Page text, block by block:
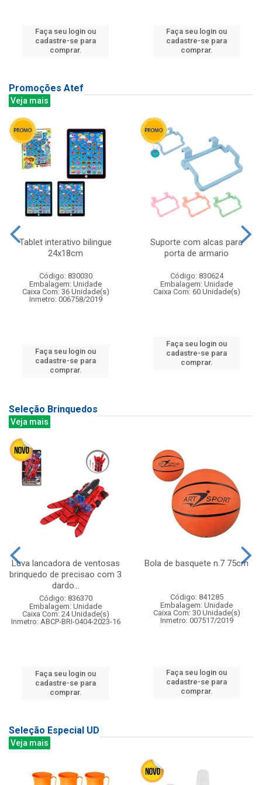
Faça seu login ou
cadastre-se para
comprar.
Faça seu login ou
cadastre-se para
comprar.
Promoções Atef
Veja mais
Tablet interativo bilingue
24x18cm
Código: 830030
Embalagem: Unidade
Caixa Com: 36 Unidade(s)
Inmetro: 006758/2019
Faça seu login ou
cadastre-se para
comprar.
Suporte com alcas para
porta de armario
Código: 830624
Embalagem: Unidade
Caixa Com: 60 Unidade(s)
Faça seu login ou
cadastre-se para
comprar.
Seleção Brinquedos
Veja mais
Luva lancadora de ventosas
brinquedo de precisao com 3
dardo...
Código: 836370
Embalagem: Unidade
Caixa Com: 24 Unidade(s)
Inmetro: ABCP-BRI-0404-2023-16
Faça seu login ou
cadastre-se para
comprar.
Bola de basquete n.7 75cm
Código: 841285
Embalagem: Unidade
Caixa Com: 30 Unidade(s)
Inmetro: 007517/2019
Faça seu login ou
cadastre-se para
comprar.
Seleção Especial UD
Veja mais